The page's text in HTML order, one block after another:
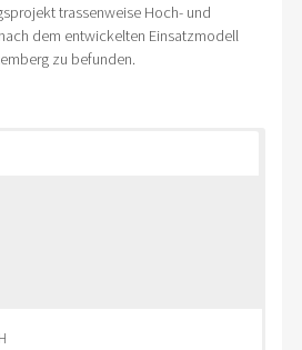
trassenweise Hoch- und
dem entwickelten Einsatzmodell
zu befunden.